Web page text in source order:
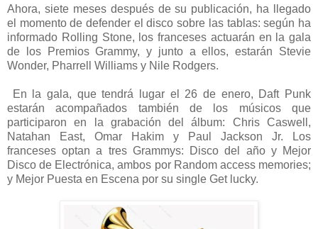
Ahora, siete meses después de su publicación, ha llegado
el momento de defender el disco sobre las tablas: según ha
informado Rolling Stone, los franceses actuarán en la gala
de los Premios Grammy, y junto a ellos, estarán Stevie
Wonder, Pharrell Williams y Nile Rodgers.
En la gala, que tendrá lugar el 26 de enero, Daft Punk
estarán acompañados también de los músicos que
participaron en la grabación del álbum: Chris Caswell,
Natahan East, Omar Hakim y Paul Jackson Jr. Los
franceses optan a tres Grammys: Disco del año y Mejor
Disco de Electrónica, ambos por Random access memories;
y Mejor Puesta en Escena por su single Get lucky.